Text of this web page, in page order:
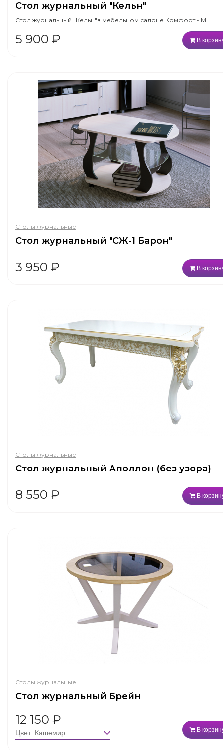
Стол журнальный "Кельн"
Стол журнальный "Кельн"в мебельном салоне Комфорт - М
5 900 ₽ В
Столы журнальные
Стол журнальный "СЖ-1 Барон"
3 950 ₽ В
Столы журнальные
Стол журнальный Аполлон (без узора)
8 550 ₽ В
Столы журнальные
Стол журнальный Брейн
12 150 ₽
В